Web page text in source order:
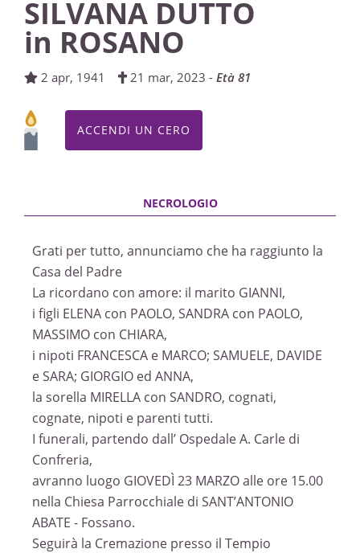
SILVANA DUTTO
in ROSANO
2 apr, 1941 21 mar, 2023 -Età 81
ACCENDI UN CERO
Grati per tutto, annunciamo che ha raggiunto la
Casa del Padre
La ricordano con amore: il marito GIANNI,
i figli ELENA con PAOLO, SANDRA con PAOLO,
MASSIMO con CHIARA,
i nipoti FRANCESCA e MARCO; SAMUELE, DAVIDE
e SARA; GIORGIO ed ANNA,
la sorella MIRELLA con SANDRO, cognati,
cognate, nipoti e parenti tutti.
I funerali, partendo dall’ Ospedale A. Carle di
Confreria,
avranno luogo GIOVEDÌ 23 MARZO alle ore 15.00
nella Chiesa Parrocchiale di SANT’ANTONIO
ABATE - Fossano.
Seguirà la Cremazione presso il Tempio
SETTIMA
Fossano, Parrocchia di Sant'Antonio Abate
Fossano, Parrocchia di Sant'Antonio Abate
23/03/2023 15:00
Fossano, Parrocchia di Sant'Antonio Abate
Visibile a tutti gli utenti
INVIA CONDOGLIANZE